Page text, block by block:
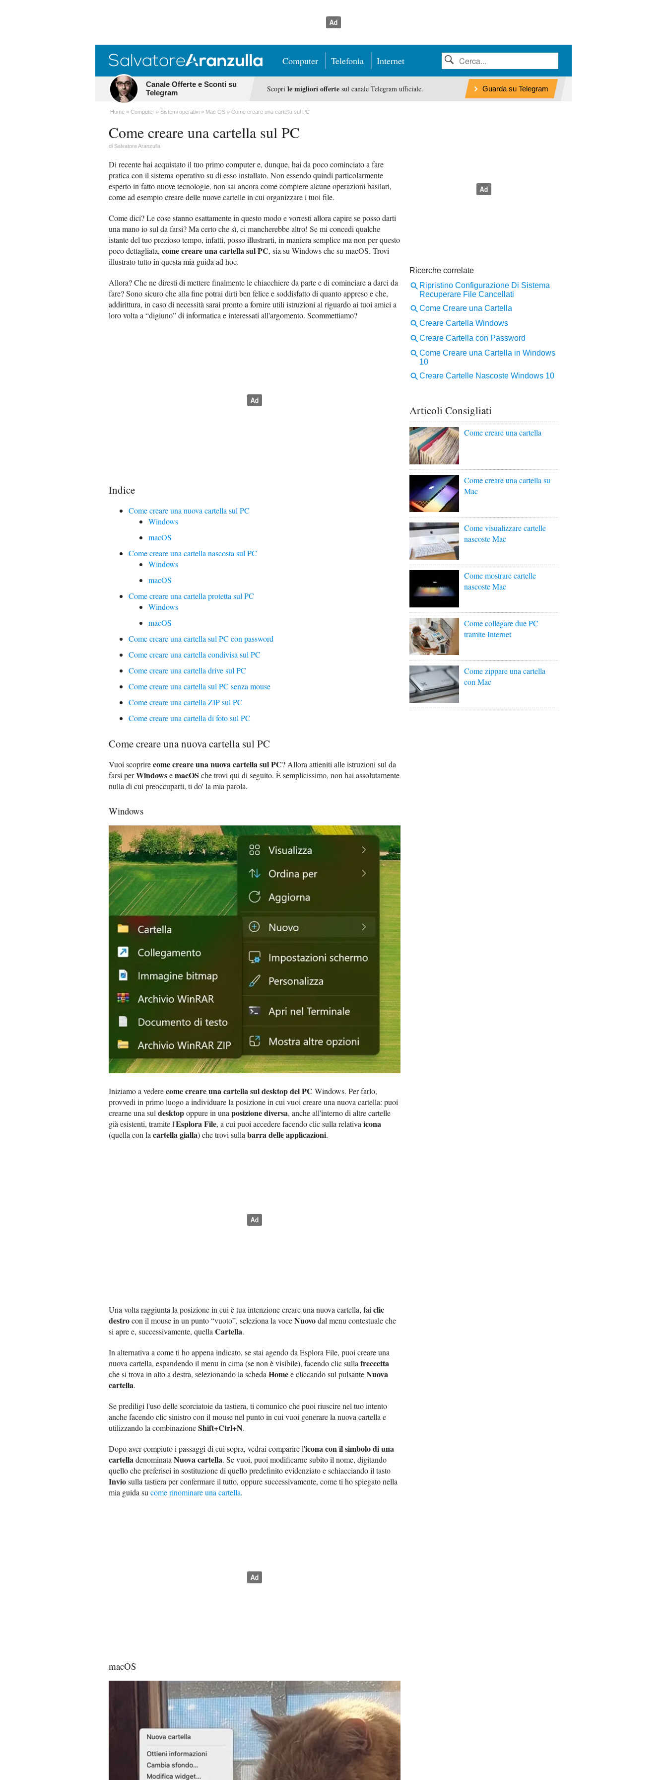
Computer Telefonia Internet
Canale Offerte e Sconti su
Telegram
Scopri le migliori offertesul canale Telegram ufficiale. Guarda su Telegram
Home Computer Sistemi operativi Mac OS Come creare una cartella sul PC
Come creare una cartella sul PC
di Salvatore Aranzulla
Di recente hai acquistato il tuo primo computer e, dunque, hai da poco cominciato a fare
pratica con il sistema operativo su di esso installato. Non essendo quindi particolarmente
esperto in fatto nuove tecnologie, non sai ancora come compiere alcune operazioni basilari,
come ad esempio creare delle nuove cartelle in cui organizzare i tuoi file.
Come dici? Le cose stanno esattamente in questo modo e vorresti allora capire se posso darti
una mano io sul da farsi? Ma certo che sì, ci mancherebbe altro! Se mi concedi qualche
istante del tuo prezioso tempo, infatti, posso illustrarti, in maniera semplice ma non per questo
poco dettagliata, come creare una cartella sul PC, sia su Windows che su macOS. Trovi
illustrato tutto in questa mia guida ad hoc.
Allora? Che ne diresti di mettere finalmente le chiacchiere da parte e di cominciare a darci da
fare? Sono sicuro che alla fine potrai dirti ben felice e soddisfatto di quanto appreso e che,
addirittura, in caso di necessità sarai pronto a fornire utili istruzioni al riguardo ai tuoi amici a
loro volta a “digiuno” di informatica e interessati all'argomento. Scommettiamo?
Indice
Come creare una nuova cartella sul PC
Windows
macOS
Come creare una cartella nascosta sul PC
Windows
macOS
Come creare una cartella protetta sul PC
Windows
macOS
Come creare una cartella sul PC con password
Come creare una cartella condivisa sul PC
Come creare una cartella drive sul PC
Come creare una cartella sul PC senza mouse
Come creare una cartella ZIP sul PC
Come creare una cartella di foto sul PC
Come creare una nuova cartella sul PC
Vuoi scoprirecome creare una nuova cartella sul PC? Allora attieniti alle istruzioni sul da
farsi perWindowsemacOS che trovi qui di seguito. È semplicissimo, non hai assolutamente
nulla di cui preoccuparti, ti do' la mia parola.
Windows
Iniziamo a vederecome creare una cartella sul desktop del PC Windows. Per farlo,
provvedi in primo luogo a individuare la posizione in cui vuoi creare una nuova cartella: puoi
crearne una suldesktopoppure in unaposizione diversa, anche all'interno di altre cartelle
già esistenti, tramite l'Esplora File, a cui puoi accedere facendo clic sulla relativaicona
(quella con lacartella gialla) che trovi sullabarra delle applicazioni.
Una volta raggiunta la posizione in cui è tua intenzione creare una nuova cartella, faiclic
destrocon il mouse in un punto “vuoto”, seleziona la voceNuovodal menu contestuale che
si apre e, successivamente, quellaCartella.
In alternativa a come ti ho appena indicato, se stai agendo da Esplora File, puoi creare una
nuova cartella, espandendo il menu in cima (se non è visibile), facendo clic sullafreccetta
che si trova in alto a destra, selezionando la schedaHomee cliccando sul pulsanteNuova
cartella.
Se prediligi l'uso delle scorciatoie da tastiera, ti comunico che puoi riuscire nel tuo intento
anche facendo clic sinistro con il mouse nel punto in cui vuoi generare la nuova cartella e
utilizzando la combinazioneShift+Ctrl+N.
Dopo aver compiuto i passaggi di cui sopra, vedrai comparire l'icona con il simbolo di una
cartelladenominataNuova cartella. Se vuoi, puoi modificarne subito il nome, digitando
quello che preferisci in sostituzione di quello predefinito evidenziato e schiacciando il tasto
Inviosulla tastiera per confermare il tutto, oppure successivamente, come ti ho spiegato nella
mia guida sucome rinominare una cartella.
macOS
Articoli Consigliati
Come creare una cartella
Come creare una cartella su
Mac
Come visualizzare cartelle
nascoste Mac
Come mostrare cartelle
nascoste Mac
Come collegare due PC
tramite Internet
Come zippare una cartella
con Mac